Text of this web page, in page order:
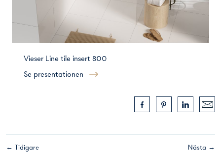
Vieser Line tile insert 800
Se presentationen
Nästa →
← Tidigare